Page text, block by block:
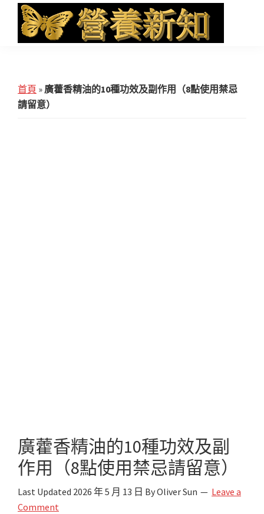
main
primary
footer
知
and
iHerb
首頁 » 廣藿香精油的10種功效及副作用（8點使用禁忌
請留意）
廣藿香精油的10種功效及副
作用（8點使用禁忌請留意）
Last Updated 2026 年 5 月 13 日 ByOliver Sun
Leave a
Comment